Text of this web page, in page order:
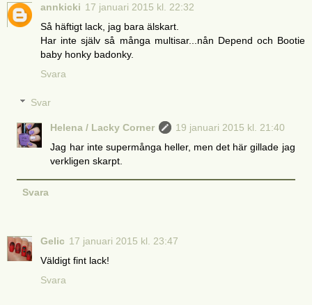
annkicki 17 januari 2015 kl. 22:32
Så häftigt lack, jag bara älskart.
Har inte själv så många multisar...nån Depend och Bootie
baby honky badonky.
Svara
Svar
Helena / Lacky Corner
19 januari 2015 kl. 21:40
Jag har inte supermånga heller, men det här gillade jag
verkligen skarpt.
Svara
Gelic 17 januari 2015 kl. 23:47
Väldigt fint lack!
Svara